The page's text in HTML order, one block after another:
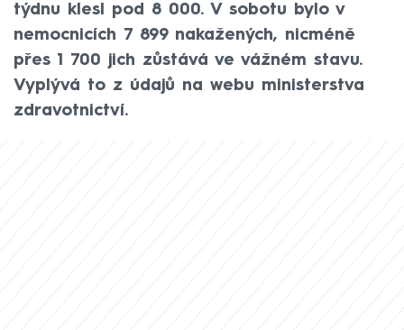
týdnu klesl pod 8 000. V sobotu bylo v
nemocnicích 7 899 nakažených, nicméně
přes 1 700 jich zůstává ve vážném stavu.
Vyplývá to z údajů na webu ministerstva
zdravotnictví.